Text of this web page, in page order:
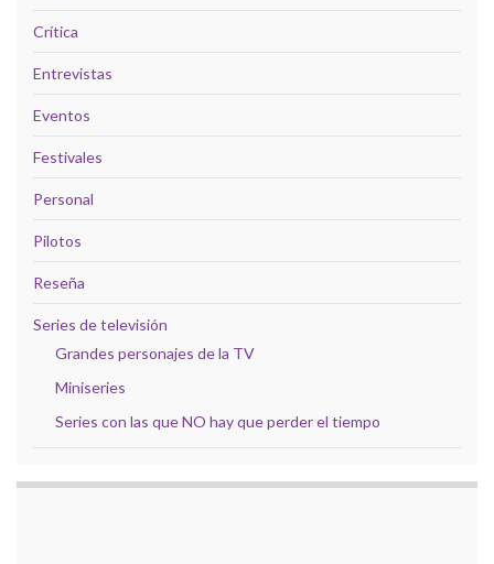
Crítica
Entrevistas
Eventos
Festivales
Personal
Pilotos
Reseña
Series de televisión
Grandes personajes de la TV
Miniseries
Series con las que NO hay que perder el tiempo